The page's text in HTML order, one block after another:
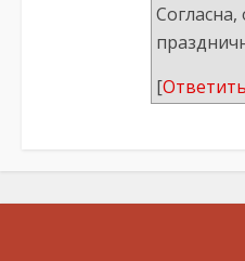
[Ответить